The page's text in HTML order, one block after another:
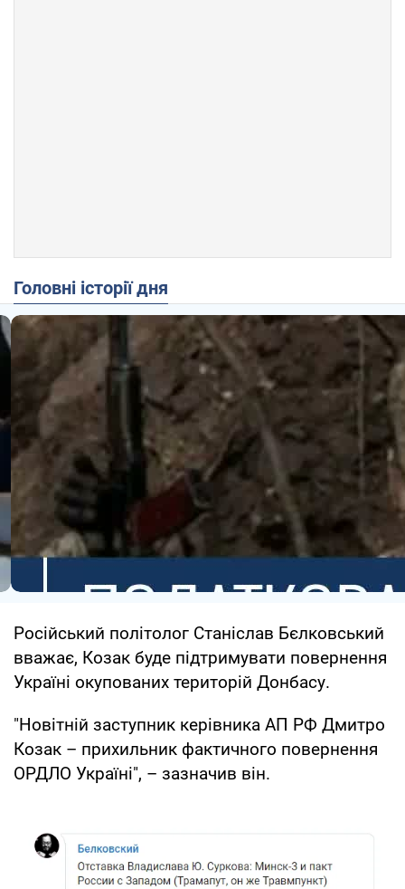
Головні історії дня
Російський політолог Станіслав Бєлковський
вважає, Козак буде підтримувати повернення
Україні окупованих територій Донбасу.
"Новітній заступник керівника АП РФ Дмитро
Козак – прихильник фактичного повернення
ОРДЛО Україні", – зазначив він.